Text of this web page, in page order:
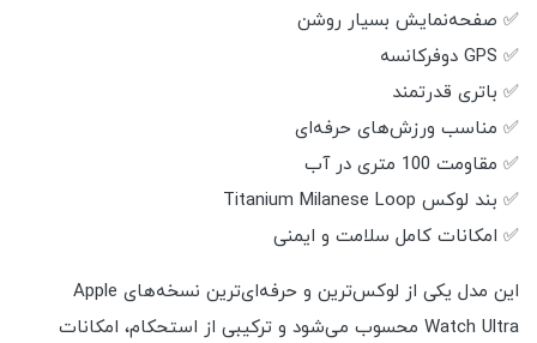
✅ صفحه‌نمایش بسیار روشن
✅ GPS دوفرکانسه
✅ باتری قدرتمند
✅ مناسب ورزش‌های حرفه‌ای
✅ مقاومت 100 متری در آب
✅ بند لوکس Titanium Milanese Loop
✅ امکانات کامل سلامت و ایمنی
این مدل یکی از لوکس‌ترین و حرفه‌ای‌ترین نسخه‌های Apple
Watch Ultra محسوب می‌شود و ترکیبی از استحکام، امکانات